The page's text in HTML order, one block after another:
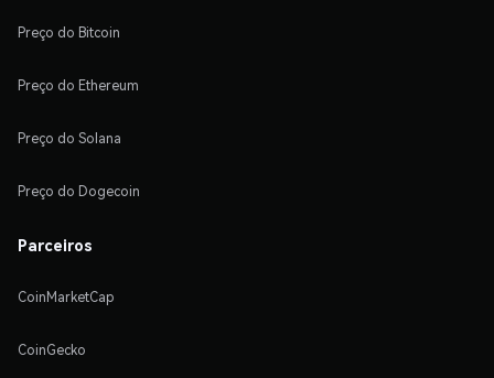
Preço do Bitcoin
Preço do Ethereum
Preço do Solana
Preço do Dogecoin
Parceiros
CoinMarketCap
CoinGecko